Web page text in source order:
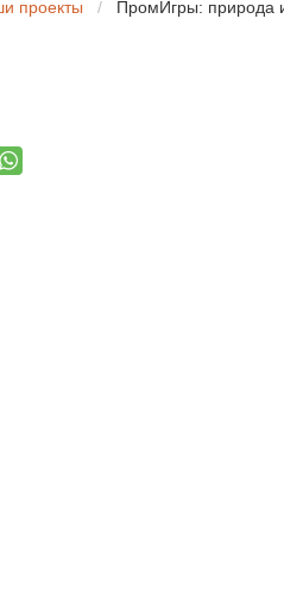
проекты / ПромИгры: природа